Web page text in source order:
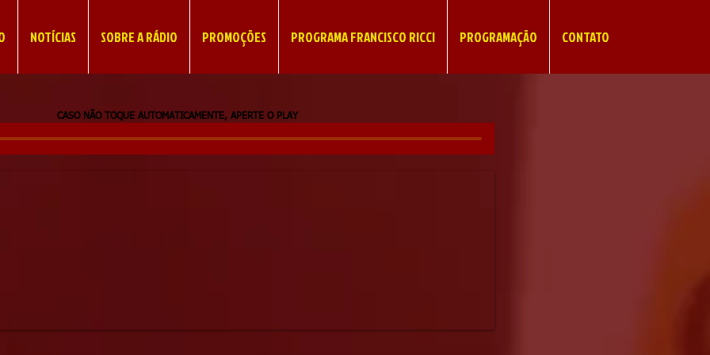
NOTÍCIAS SOBRE A RÁDIO PROMOÇÕES PROGRAMA FRANCISCO RICCI PROGRAMAÇÃO CONTATO
CASO NÃO TOQUE AUTOMATICAMENTE, APERTE O PLAY